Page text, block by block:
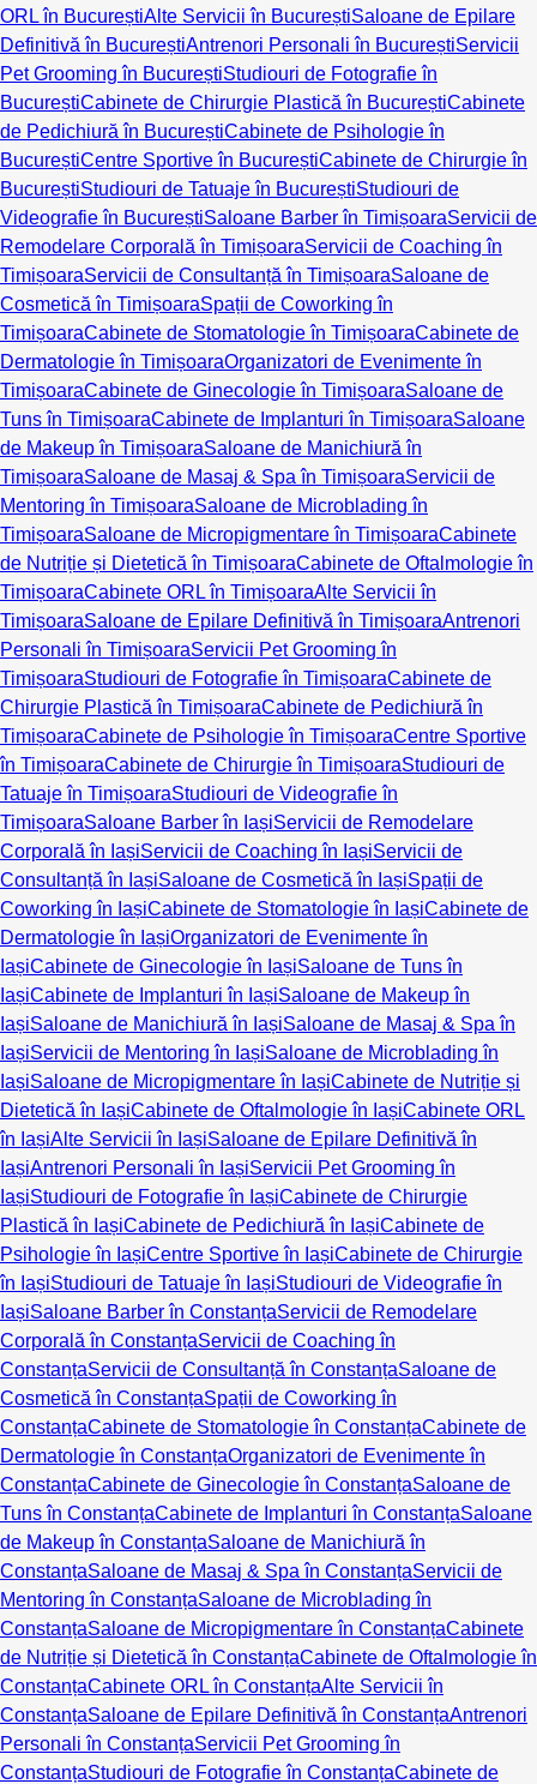
ORL în BucureștiAlte Servicii în BucureștiSaloane de Epilare
Definitivă în BucureștiAntrenori Personali în BucureștiServicii
Pet Grooming în BucureștiStudiouri de Fotografie în
BucureștiCabinete de Chirurgie Plastică în BucureștiCabinete
de Pedichiură în BucureștiCabinete de Psihologie în
BucureștiCentre Sportive în BucureștiCabinete de Chirurgie în
BucureștiStudiouri de Tatuaje în BucureștiStudiouri de
Videografie în BucureștiSaloane Barber în TimișoaraServicii de
Remodelare Corporală în TimișoaraServicii de Coaching în
TimișoaraServicii de Consultanță în TimișoaraSaloane de
Cosmetică în TimișoaraSpații de Coworking în
TimișoaraCabinete de Stomatologie în TimișoaraCabinete de
Dermatologie în TimișoaraOrganizatori de Evenimente în
TimișoaraCabinete de Ginecologie în TimișoaraSaloane de
Tuns în TimișoaraCabinete de Implanturi în TimișoaraSaloane
de Makeup în TimișoaraSaloane de Manichiură în
TimișoaraSaloane de Masaj & Spa în TimișoaraServicii de
Mentoring în TimișoaraSaloane de Microblading în
TimișoaraSaloane de Micropigmentare în TimișoaraCabinete
de Nutriție și Dietetică în TimișoaraCabinete de Oftalmologie în
TimișoaraCabinete ORL în TimișoaraAlte Servicii în
TimișoaraSaloane de Epilare Definitivă în TimișoaraAntrenori
Personali în TimișoaraServicii Pet Grooming în
TimișoaraStudiouri de Fotografie în TimișoaraCabinete de
Chirurgie Plastică în TimișoaraCabinete de Pedichiură în
TimișoaraCabinete de Psihologie în TimișoaraCentre Sportive
în TimișoaraCabinete de Chirurgie în TimișoaraStudiouri de
Tatuaje în TimișoaraStudiouri de Videografie în
TimișoaraSaloane Barber în IașiServicii de Remodelare
Corporală în IașiServicii de Coaching în IașiServicii de
Consultanță în IașiSaloane de Cosmetică în IașiSpații de
Coworking în IașiCabinete de Stomatologie în IașiCabinete de
Dermatologie în IașiOrganizatori de Evenimente în
IașiCabinete de Ginecologie în IașiSaloane de Tuns în
IașiCabinete de Implanturi în IașiSaloane de Makeup în
IașiSaloane de Manichiură în IașiSaloane de Masaj & Spa în
IașiServicii de Mentoring în IașiSaloane de Microblading în
IașiSaloane de Micropigmentare în IașiCabinete de Nutriție și
Dietetică în IașiCabinete de Oftalmologie în IașiCabinete ORL
în IașiAlte Servicii în IașiSaloane de Epilare Definitivă în
IașiAntrenori Personali în IașiServicii Pet Grooming în
IașiStudiouri de Fotografie în IașiCabinete de Chirurgie
Plastică în IașiCabinete de Pedichiură în IașiCabinete de
Psihologie în IașiCentre Sportive în IașiCabinete de Chirurgie
în IașiStudiouri de Tatuaje în IașiStudiouri de Videografie în
IașiSaloane Barber în ConstanțaServicii de Remodelare
Corporală în ConstanțaServicii de Coaching în
ConstanțaServicii de Consultanță în ConstanțaSaloane de
Cosmetică în ConstanțaSpații de Coworking în
ConstanțaCabinete de Stomatologie în ConstanțaCabinete de
Dermatologie în ConstanțaOrganizatori de Evenimente în
ConstanțaCabinete de Ginecologie în ConstanțaSaloane de
Tuns în ConstanțaCabinete de Implanturi în ConstanțaSaloane
de Makeup în ConstanțaSaloane de Manichiură în
ConstanțaSaloane de Masaj & Spa în ConstanțaServicii de
Mentoring în ConstanțaSaloane de Microblading în
ConstanțaSaloane de Micropigmentare în ConstanțaCabinete
de Nutriție și Dietetică în ConstanțaCabinete de Oftalmologie în
ConstanțaCabinete ORL în ConstanțaAlte Servicii în
ConstanțaSaloane de Epilare Definitivă în ConstanțaAntrenori
Personali în ConstanțaServicii Pet Grooming în
ConstanțaStudiouri de Fotografie în ConstanțaCabinete de